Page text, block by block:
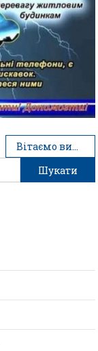
Вітаємо випускників 2020!!!